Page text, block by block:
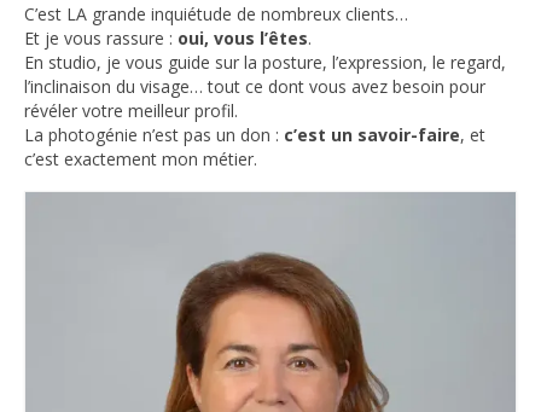
C’est LA grande inquiétude de nombreux clients…
Et je vous rassure : oui, vous l’êtes.
En studio, je vous guide sur la posture, l’expression, le regard,
l’inclinaison du visage… tout ce dont vous avez besoin pour
révéler votre meilleur profil.
La photogénie n’est pas un don : c’est un savoir-faire, et
c’est exactement mon métier.